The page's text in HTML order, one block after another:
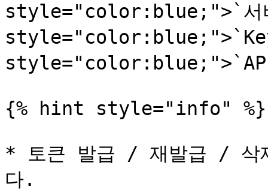
style="color:blue;">`서
{% hint style="info" %}
* 토큰 발급 / 재발급 / 삭
다.